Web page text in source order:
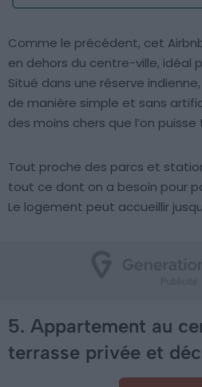
Comme le précédent, cet
en dehors du centre-ville, idéal
Situé dans une réserve
de manière simple et sans
des moins chers que l’on puisse
Tout proche des parcs et
tout ce dont on a besoin pour
Le logement peut accueillir
5. Appartement au
terrasse privée et